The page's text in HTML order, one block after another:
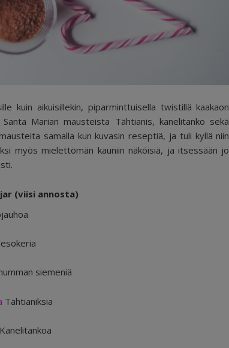
kuin aikuisillekin, piparminttuisella twistillä kaakaon
Marian mausteista Tähtianis, kanelitanko sekä
samalla kun kuvasin reseptiä, ja tuli kyllä niin
myös mielettömän kauniin näköisiä, ja itsessään jo
(viisi annosta)
siemeniä
Tähtianiksia
Kanelitankoa